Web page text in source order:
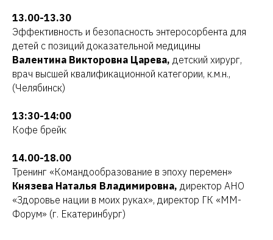
13.00-13.30
Эффективность и безопасность энтеросорбента для
детей с позиций доказательной медицины
Валентина Викторовна Царева, детский хирург,
врач высшей квалификационной категории, к.м.н.,
(Челябинск)
13:30-14:00
Кофе брейк
14.00-18.00
Тренинг «Командообразование в эпоху перемен»
Князева Наталья Владимировна, директор АНО
«Здоровье нации в моих руках», директор ГК «ММ-
Форум» (г. Екатеринбург)